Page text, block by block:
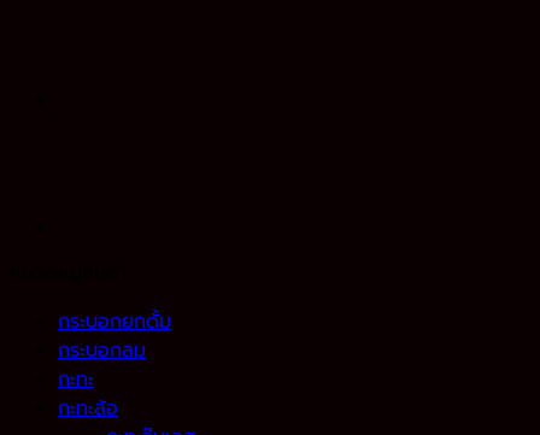
กระบอกยกดั้ม
กระบอกลม
กะทะ
กะทะล้อ